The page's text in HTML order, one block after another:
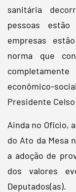
sanitária
pessoas
empresas
norma que
econômico-
Presidente
Ainda no Oficio,
do Ato da Mesa
a adoção de
dos valores
Deputados(as).